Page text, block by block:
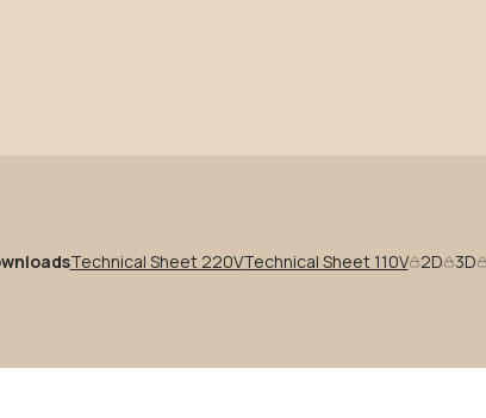
Technical Sheet 220VTechnical Sheet 110V 2D 3D